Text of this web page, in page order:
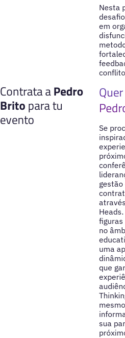
Nesta
em
Contrata aPedro
Britopara tu
evento
Se
gestão
figuras
no
uma
que
sua